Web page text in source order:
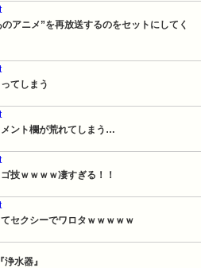
アニメ”を再放送するのをセットにしてく
てしまう
メント欄が荒れてしまう…
技ｗｗｗｗ凄すぎる！！
セクシーでワロタｗｗｗｗｗ
水器』